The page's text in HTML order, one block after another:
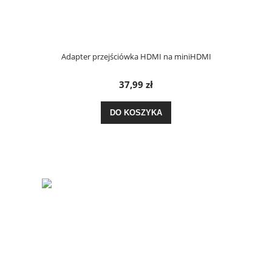
Adapter przejściówka HDMI na miniHDMI
37,99 zł
DO KOSZYKA